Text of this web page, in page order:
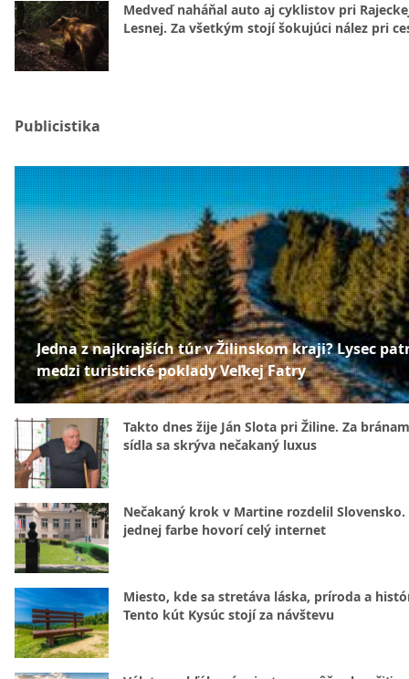
Medveď naháňal auto aj cyklistov pri
Lesnej. Za všetkým stojí šokujúci nález pri
Publicistika
Jedna z najkrajších túr v Žilinskom kraji? Lysec
medzi turistické poklady Veľkej Fatry
Takto dnes žije Ján Slota pri Žiline. Za
sídla sa skrýva nečakaný luxus
Nečakaný krok v Martine rozdelil Slovensko.
jednej farbe hovorí celý internet
Miesto, kde sa stretáva láska, príroda a
Tento kút Kysúc stojí za návštevu